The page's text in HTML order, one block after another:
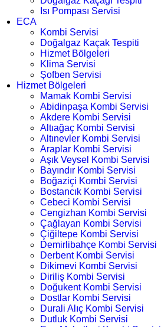
Isı Pompası Servisi
ECA
Kombi Servisi
Doğalgaz Kaçak Tespiti
Hizmet Bölgeleri
Klima Servisi
Şofben Servisi
Hizmet Bölgeleri
Mamak Kombi Servisi
Abidinpaşa Kombi Servisi
Akdere Kombi Servisi
Altıağaç Kombi Servisi
Altınevler Kombi Servisi
Araplar Kombi Servisi
Aşık Veysel Kombi Servisi
Bayındır Kombi Servisi
Boğaziçi Kombi Servisi
Bostancık Kombi Servisi
Cebeci Kombi Servisi
Cengizhan Kombi Servisi
Çağlayan Kombi Servisi
Çiğiltepe Kombi Servisi
Demirlibahçe Kombi Servisi
Derbent Kombi Servisi
Dikimevi Kombi Servisi
Diriliş Kombi Servisi
Doğukent Kombi Servisi
Dostlar Kombi Servisi
Durali Alıç Kombi Servisi
Dutluk Kombi Servisi